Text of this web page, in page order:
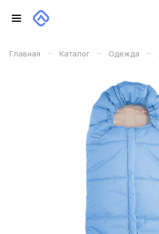
Главная – Каталог – Одежда –